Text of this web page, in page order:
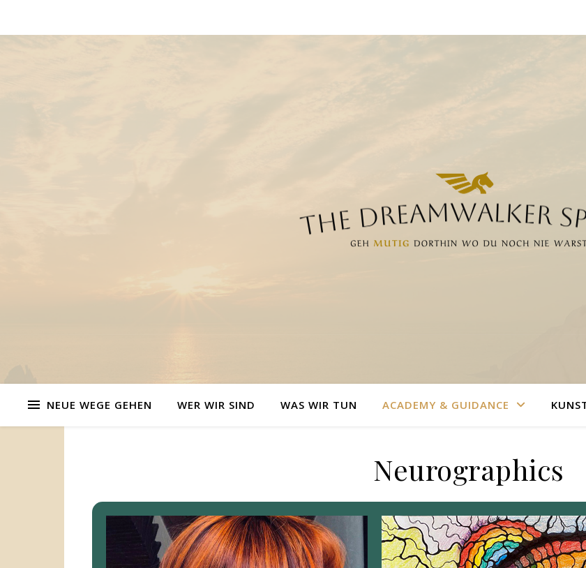
NEUE WEGE GEHEN WER WIR SIND WAS WIR TUN ACADEMY & GUIDANCE
Neurographics